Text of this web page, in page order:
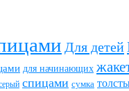
Для детей
для начинающих
спицами сумка